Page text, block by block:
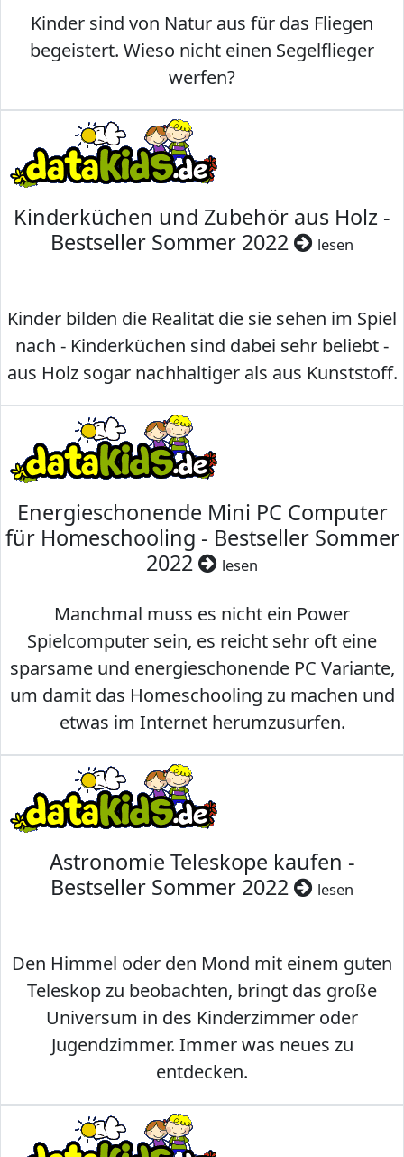
Kinder sind von Natur aus für das Fliegen
begeistert. Wieso nicht einen Segelflieger
werfen?
Kinderküchen und Zubehör aus Holz -
Bestseller Sommer 2022
lesen
Kinder bilden die Realität die sie sehen im Spiel
nach - Kinderküchen sind dabei sehr beliebt -
aus Holz sogar nachhaltiger als aus Kunststoff.
Energieschonende Mini PC Computer
für Homeschooling - Bestseller Sommer
2022
lesen
Manchmal muss es nicht ein Power
Spielcomputer sein, es reicht sehr oft eine
sparsame und energieschonende PC Variante,
um damit das Homeschooling zu machen und
etwas im Internet herumzusurfen.
Astronomie Teleskope kaufen -
Bestseller Sommer 2022
lesen
Den Himmel oder den Mond mit einem guten
Teleskop zu beobachten, bringt das große
Universum in des Kinderzimmer oder
Jugendzimmer. Immer was neues zu
entdecken.